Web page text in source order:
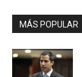
MÁS POPULAR